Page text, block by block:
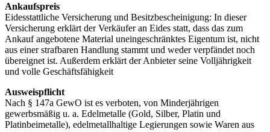
Ankaufspreis
Eidesstattliche Versicherung und Besitzbescheinigung: In dieser
Versicherung erklärt der Verkäufer an Eides statt, dass das zum
Ankauf angebotene Material uneingeschränktes Eigentum ist, nicht
aus einer strafbaren Handlung stammt und weder verpfändet noch
übereignet ist. Außerdem erklärt der Anbieter seine Volljährigkeit
und volle Geschäftsfähigkeit
Ausweispflicht
Nach § 147a GewO ist es verboten, von Minderjährigen
gewerbsmäßig u. a. Edelmetalle (Gold, Silber, Platin und
Platinbeimetalle), edelmetallhaltige Legierungen sowie Waren aus